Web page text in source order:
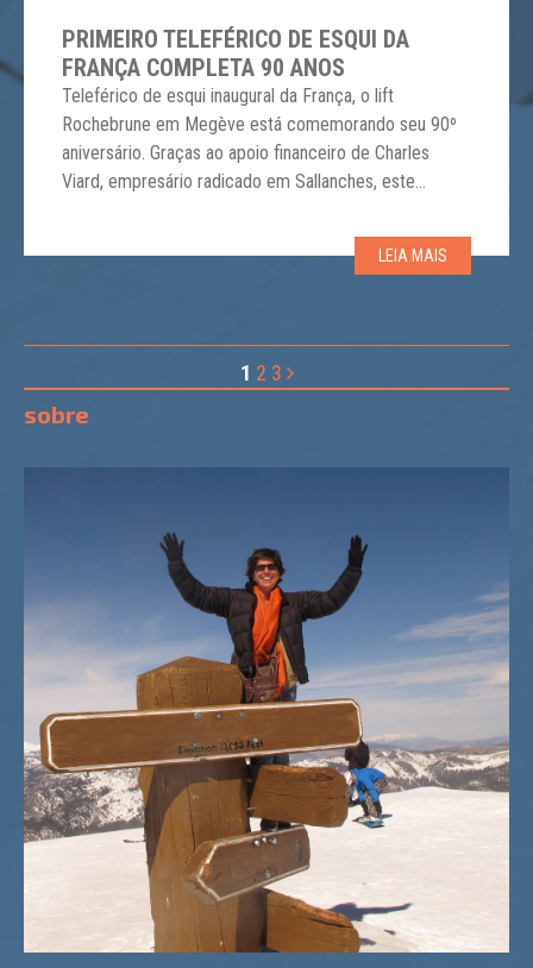
PRIMEIRO TELEFÉRICO DE ESQUI DA
FRANÇA COMPLETA 90 ANOS
Teleférico de esqui inaugural da França, o lift
Rochebrune em Megève está comemorando seu 90º
aniversário. Graças ao apoio financeiro de Charles
Viard, empresário radicado em Sallanches, este
Rochebrune, em Megève, em 1933. Um testemunho
do modernismo e da inovação, marcou um símbolo
LEIA MAIS
1 2 3
sobre